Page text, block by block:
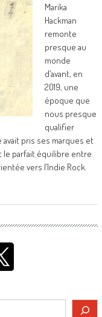
Marika
Hackman
remonte
presque au
monde
d’avant, en
2019, une
époque que
nous presque
qualifier
avait pris ses marques et
le parfait équilibre entre
vers l’Indie Rock.